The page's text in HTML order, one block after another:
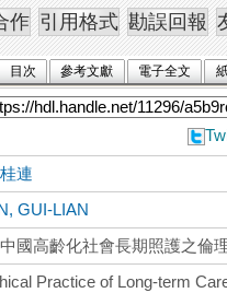
目次 參考文獻 電子全文
連
GUI-LIAN
國高齡化社會長期照護之倫
Practice of Long-term